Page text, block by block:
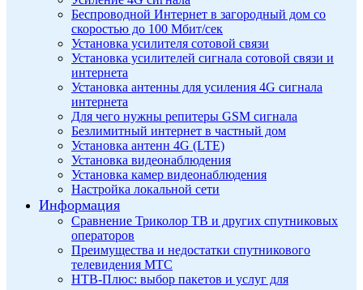
Беспроводной Интернет в загородный дом со
скоростью до 100 Мбит/сек
Установка усилителя сотовой связи
Установка усилителей сигнала сотовой связи и
интернета
Установка антенны для усиления 4G сигнала
интернета
Для чего нужны репитеры GSM сигнала
Безлимитный интернет в частный дом
Установка антенн 4G (LTE)
Установка видеонаблюдения
Установка камер видеонаблюдения
Настройка локальной сети
Информация
Сравнение Триколор ТВ и других спутниковых
операторов
Преимущества и недостатки спутникового
телевидения МТС
НТВ-Плюс: выбор пакетов и услуг для